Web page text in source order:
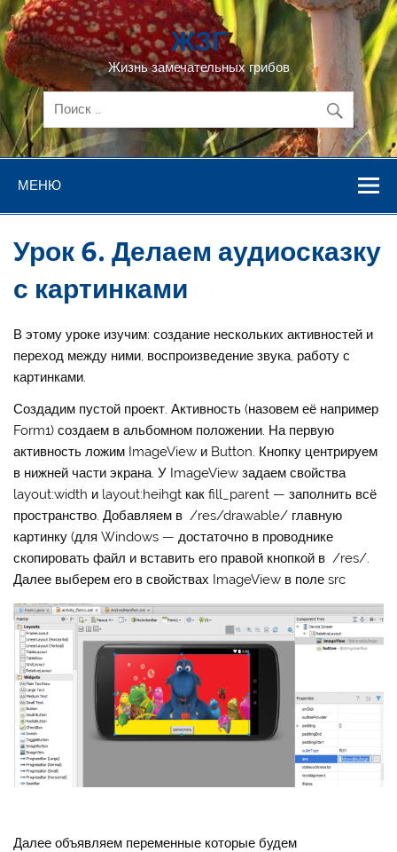
Перейти
к
содержимому
ЖЗГ
Жизнь замечательных грибов
МЕНЮ
Урок 6. Делаем аудиосказку
с картинками
В этому уроке изучим: создание нескольких активностей и
переход между ними, воспроизведение звука, работу с
картинками.
Создадим пустой проект. Активность (назовем её например
Form1) создаем в альбомном положении. На первую
активность ложим ImageView и Button. Кнопку центрируем
в нижней части экрана. У ImageView задаем свойства
layout:width и layout:heihgt как fill_parent — заполнить всё
пространство. Добавляем в /res/drawable/ главную
картинку (для Windows — достаточно в проводнике
скопировать файл и вставить его правой кнопкой в /res/.
Далее выберем его в свойствах ImageView в поле src
Далее объявляем переменные которые будем